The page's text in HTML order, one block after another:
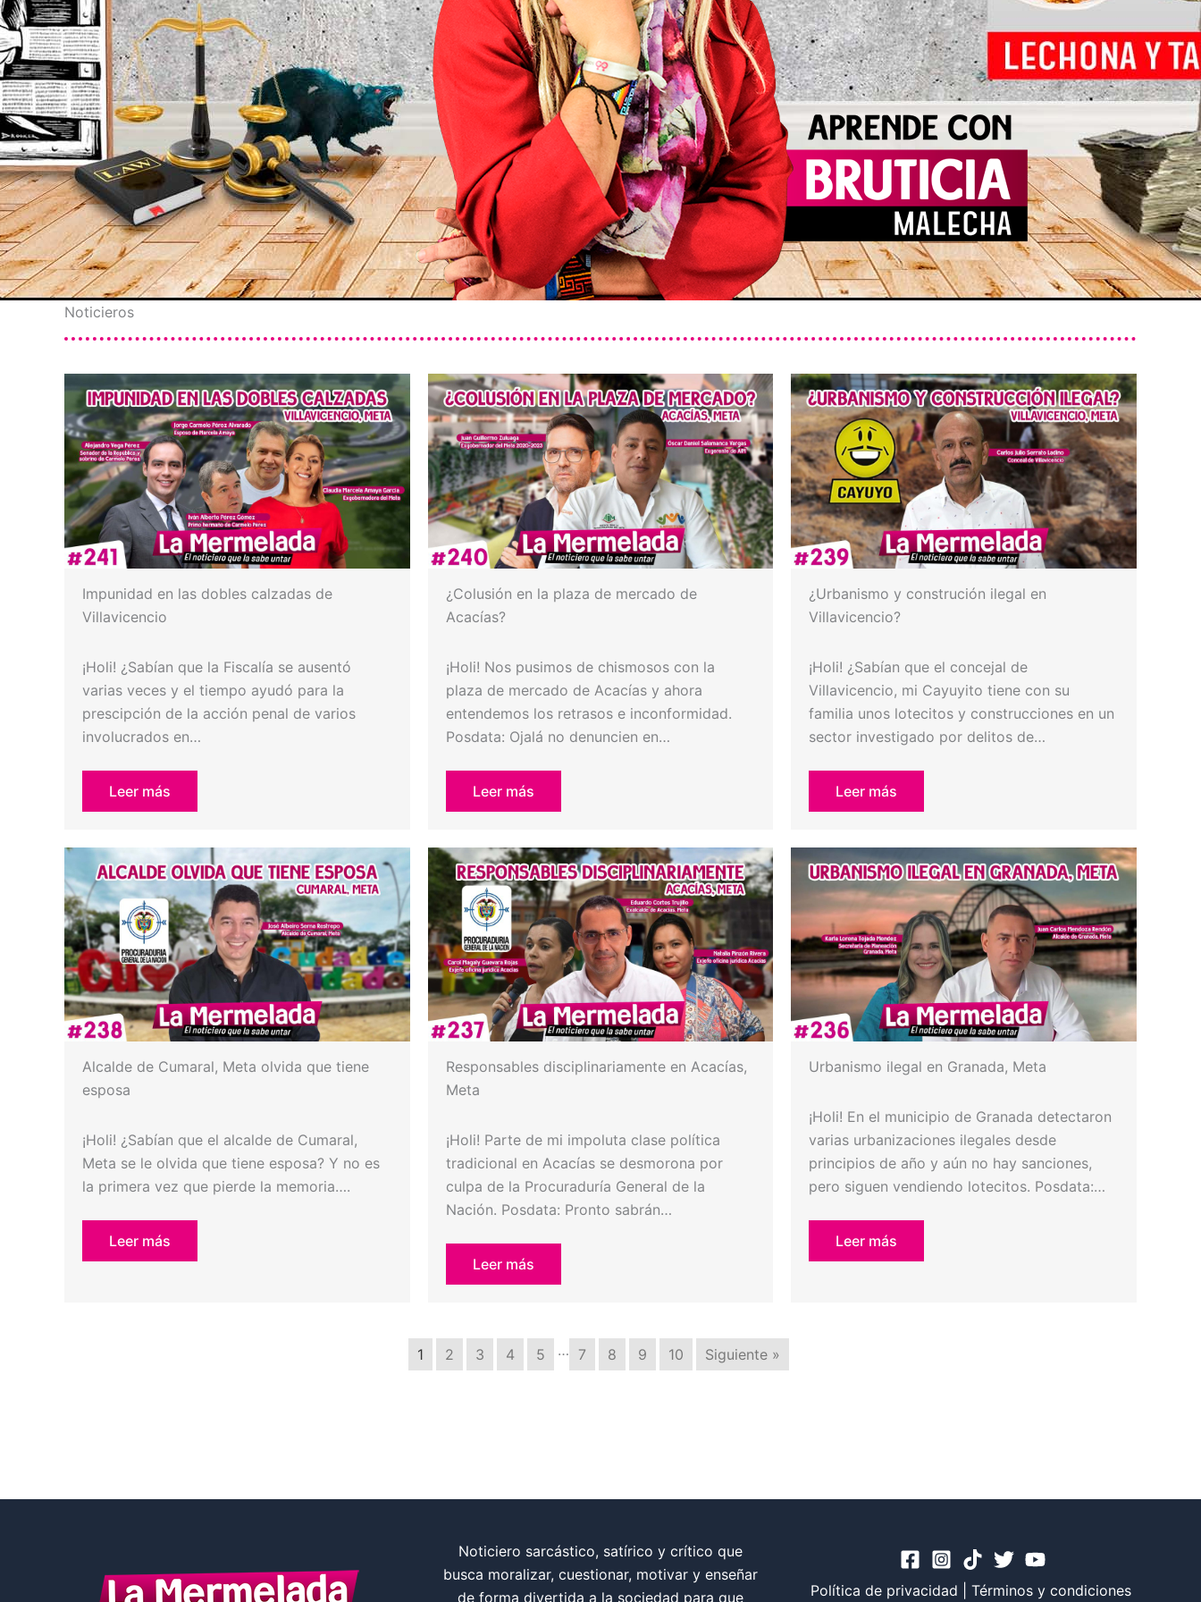
Noticieros
Impunidad en las dobles calzadas de
Villavicencio
¡Holi! ¿Sabían que la Fiscalía se ausentó
varias veces y el tiempo ayudó para la
prescipción de la acción penal de varios
involucrados en…
Leer más
¿Colusión en la plaza de mercado de
Acacías?
¡Holi! Nos pusimos de chismosos con la
plaza de mercado de Acacías y ahora
entendemos los retrasos e inconformidad.
Posdata: Ojalá no denuncien en…
Leer más
¿Urbanismo y construción ilegal en
Villavicencio?
¡Holi! ¿Sabían que el concejal de
Villavicencio, mi Cayuyito tiene con su
familia unos lotecitos y construcciones en un
sector investigado por delitos de…
Leer más
Alcalde de Cumaral, Meta olvida que tiene
esposa
¡Holi! ¿Sabían que el alcalde de Cumaral,
Meta se le olvida que tiene esposa? Y no es
la primera vez que pierde la memoria….
Leer más
Responsables disciplinariamente en Acacías,
Meta
¡Holi! Parte de mi impoluta clase política
tradicional en Acacías se desmorona por
culpa de la Procuraduría General de la
Nación. Posdata: Pronto sabrán…
Leer más
Urbanismo ilegal en Granada, Meta
¡Holi! En el municipio de Granada detectaron
varias urbanizaciones ilegales desde
principios de año y aún no hay sanciones,
pero siguen vendiendo lotecitos. Posdata:…
Leer más
1 2 3 4 5 … 7 8 9 10 Siguiente »
Noticiero sarcástico, satírico y crítico que
busca moralizar, cuestionar, motivar y enseñar
de forma divertida a la sociedad para que
Política de privacidad Términos y condiciones